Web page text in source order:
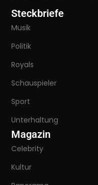
Steckbriefe
Musik
Politik
Royals
Schauspieler
Sport
Unterhaltung
Magazin
Celebrity
Kultur